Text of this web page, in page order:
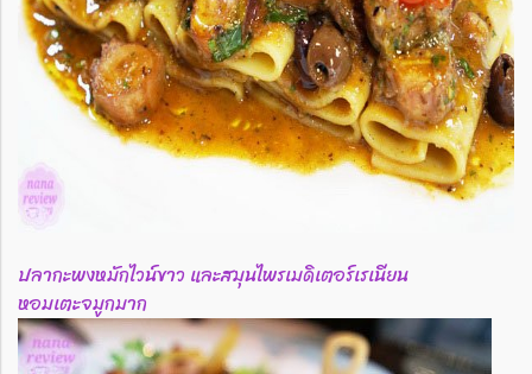
ปลากะพงหมักไวน์ขาว และสมุนไพรเมดิเตอร์เรเนียน
หอมเตะจมูกมาก